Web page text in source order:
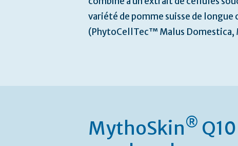
variété de pomme suisse de longue
(PhytoCellTec™ Malus
MythoSkin®